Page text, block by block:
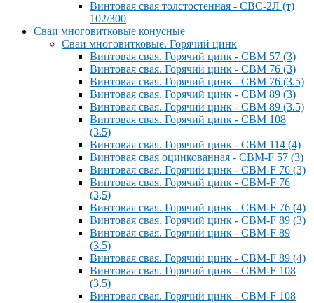
Винтовая свая толстостенная - СВС-2Л (т)
102/300
Сваи многовитковые конусные
Сваи многовитковые. Горячий цинк
Винтовая свая. Горячий цинк - СВМ 57 (3)
Винтовая свая. Горячий цинк - СВМ 76 (3)
Винтовая свая. Горячий цинк - СВМ 76 (3.5)
Винтовая свая. Горячий цинк - СВМ 89 (3)
Винтовая свая. Горячий цинк - СВМ 89 (3.5)
Винтовая свая. Горячий цинк - СВМ 108
(3.5)
Винтовая свая. Горячий цинк - СВМ 114 (4)
Винтовая свая оцинкованная - СВМ-F 57 (3)
Винтовая свая. Горячий цинк - СВМ-F 76 (3)
Винтовая свая. Горячий цинк - СВМ-F 76
(3,5)
Винтовая свая. Горячий цинк - СВМ-F 76 (4)
Винтовая свая. Горячий цинк - СВМ-F 89 (3)
Винтовая свая. Горячий цинк - СВМ-F 89
(3.5)
Винтовая свая. Горячий цинк - СВМ-F 89 (4)
Винтовая свая. Горячий цинк - СВМ-F 108
(3.5)
Винтовая свая. Горячий цинк - СВМ-F 108